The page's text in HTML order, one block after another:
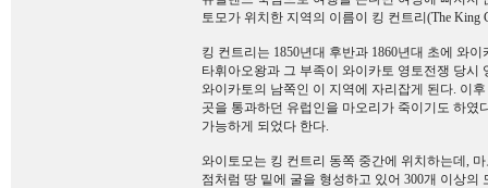
토모가 위치한 지역의 이름이 킹 컨트리(The
킹 컨트리는 1850년대 후반과 1860년대 초에 와
타휘아오왕과 그 부족이 와이카토 영토전쟁 당
와이카토의 남쪽인 이 지역에 자리잡게 된다. 이
곳을 통과하던 유럽인을 마오리가 죽이기도 하였
가능하게 되었다 한다.
와이토모는 킹 컨트리 동쪽 중간에 위치하는데, 마
점처럼 땅 밑에 굴을 형성하고 있어 300개 이상